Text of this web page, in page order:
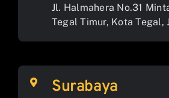
Jl. Halmahera No.31
Tegal Timur, Kota Tegal,
Surabaya